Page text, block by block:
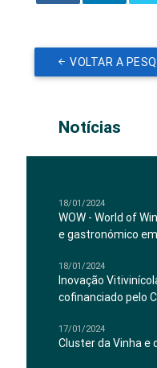
VOLTAR A
Notícias
18/01/2024
WOW - World of
e gastronómico
18/01/2024
Inovação
cofinanciado pelo
17/01/2024
Cluster da Vinha e